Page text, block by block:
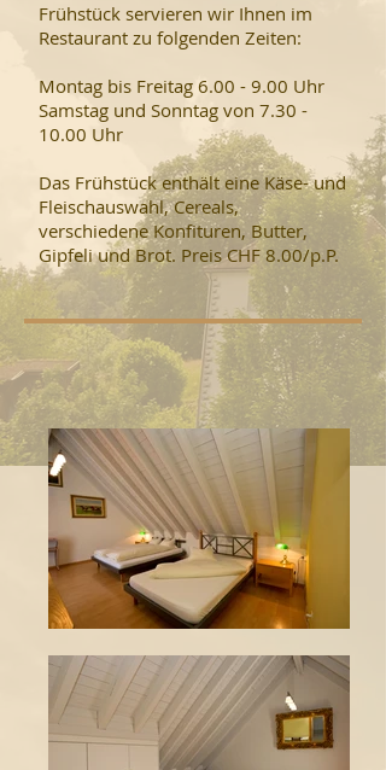
Frühstück servieren wir Ihnen im
Restaurant zu folgenden Zeiten:
Montag bis Freitag 6.00 - 9.00 Uhr
Samstag und Sonntag von 7.30 -
10.00 Uhr
Das Frühstück enthält eine Käse- und
Fleischauswahl, Cereals,
verschiedene Konfituren, Butter,
Gipfeli und Brot. Preis CHF 8.00/p.P.